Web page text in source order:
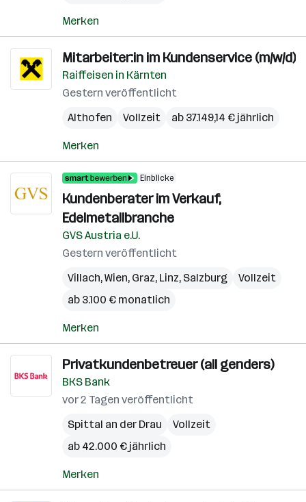
Merken
Mitarbeiter:in im Kundenservice (m/w/d)
Raiffeisen in Kärnten
Gestern veröffentlicht
Althofen
Vollzeit ab 37.149,14 € jährlich
Merken
Einblicke
Kundenberater im Verkauf,
Edelmetallbranche
GVS Austria e.U.
Gestern veröffentlicht
Villach,Wien, Graz, Linz, Salzburg
Vollzeit
ab 3.100 € monatlich
Merken
Privatkundenbetreuer (all genders)
BKS Bank
vor 2 Tagen veröffentlicht
Spittal an der Drau
Vollzeit
ab 42.000 € jährlich
Merken